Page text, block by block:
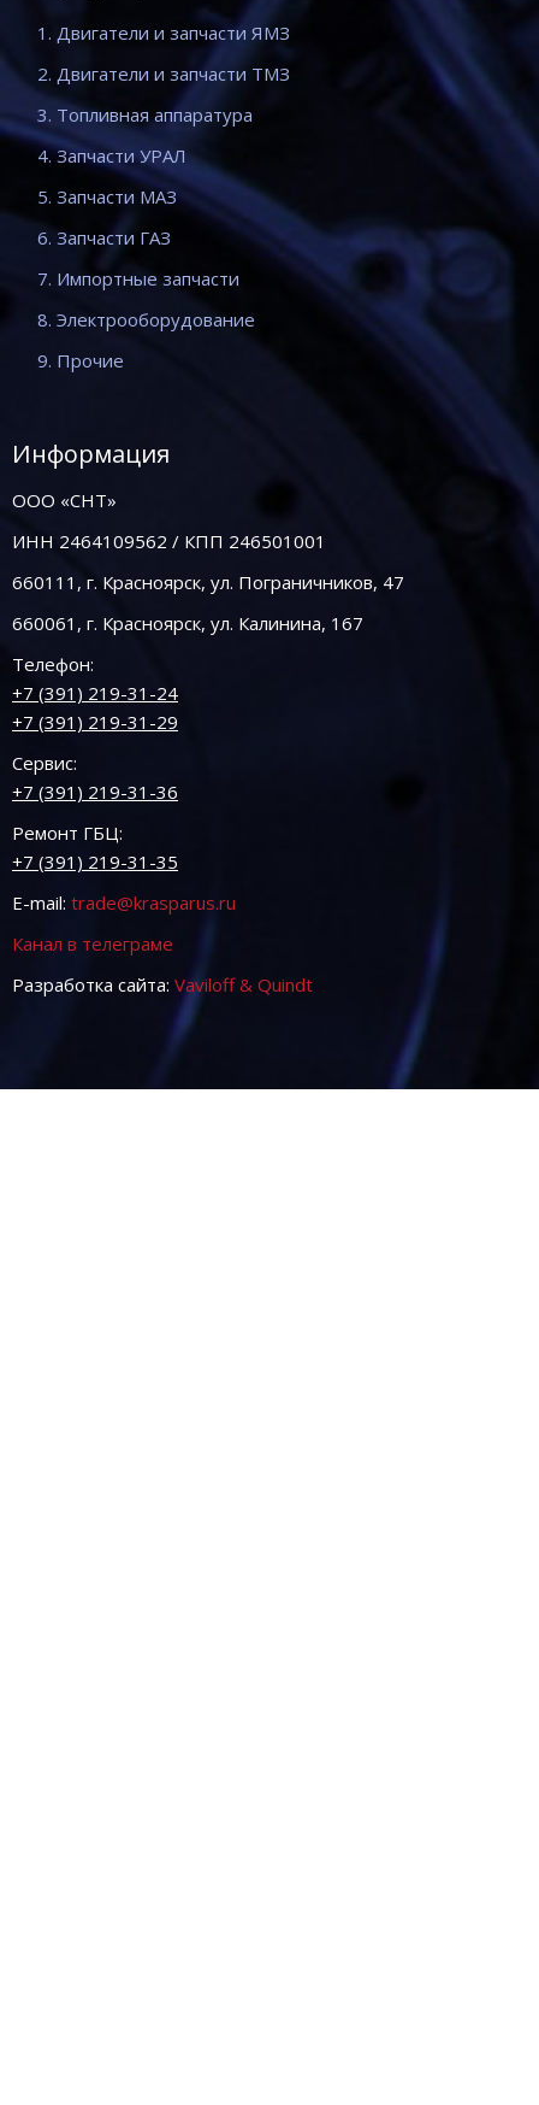
1. Двигатели и запчасти ЯМЗ
2. Двигатели и запчасти ТМЗ
3. Топливная аппаратура
4. Запчасти УРАЛ
5. Запчасти МАЗ
6. Запчасти ГАЗ
7. Импортные запчасти
8. Электрооборудование
9. Прочие
Информация
ООО «СНТ»
ИНН 2464109562 / КПП 246501001
660111, г. Красноярск, ул. Пограничников, 47
660061, г. Красноярск, ул. Калинина, 167
Телефон:
+7 (391) 219-31-24
+7 (391) 219-31-29
Сервис:
+7 (391) 219-31-36
Ремонт ГБЦ:
+7 (391) 219-31-35
E-mail: trade@krasparus.ru
Канал в телеграме
Разработка сайта: Vaviloff & Quindt